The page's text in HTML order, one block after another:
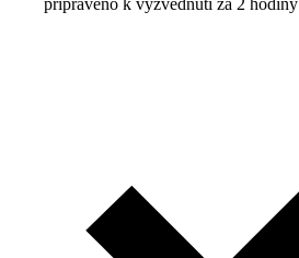
připraveno k vyzvednutí za 2 hodiny